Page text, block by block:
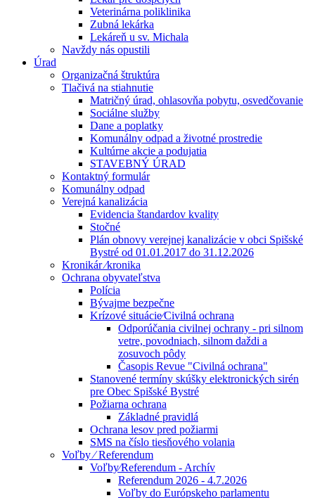
Veterinárna poliklinika
Zubná lekárka
Lekáreň u sv. Michala
Navždy nás opustili
Úrad
Organizačná štruktúra
Tlačivá na stiahnutie
Matričný úrad, ohlasovňa pobytu, osvedčovanie
Sociálne služby
Dane a poplatky
Komunálny odpad a životné prostredie
Kultúrne akcie a podujatia
STAVEBNÝ ÚRAD
Kontaktný formulár
Komunálny odpad
Verejná kanalizácia
Evidencia štandardov kvality
Stočné
Plán obnovy verejnej kanalizácie v obci Spišské
Bystré od 01.01.2017 do 31.12.2026
Kronikár ⁄kronika
Ochrana obyvateľstva
Polícia
Bývajme bezpečne
Krízové situácie⁄Civilná ochrana
Odporúčania civilnej ochrany - pri silnom
vetre, povodniach, silnom daždi a
zosuvoch pôdy
Časopis Revue "Civilná ochrana"
Stanovené termíny skúšky elektronických sirén
pre Obec Spišské Bystré
Požiarna ochrana
Základné pravidlá
Ochrana lesov pred požiarmi
SMS na číslo tiesňového volania
Voľby ⁄ Referendum
Voľby⁄Referendum - Archív
Referendum 2026 - 4.7.2026
Voľby do Európskeho parlamentu